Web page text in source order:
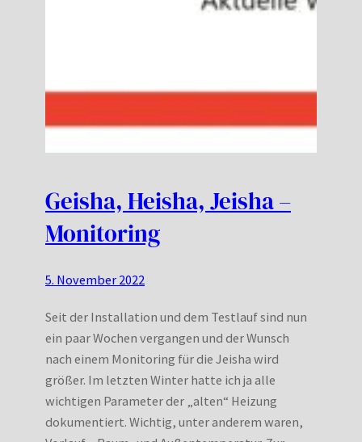
Geisha, Heisha, Jeisha –
Monitoring
5. November 2022
Seit der Installation und dem Testlauf sind nun
ein paar Wochen vergangen und der Wunsch
nach einem Monitoring für die Jeisha wird
größer. Im letzten Winter hatte ich ja alle
wichtigen Parameter der „alten“ Heizung
dokumentiert. Wichtig, unter anderem waren,